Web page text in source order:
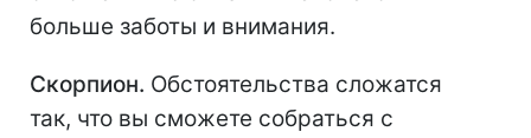
больше заботы и внимания.
Скорпион. Обстоятельства сложатся
так, что вы сможете собраться с